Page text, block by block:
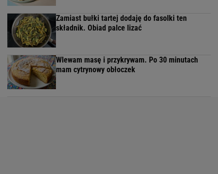
Zamiast bułki tartej dodaję do fasolki ten
składnik. Obiad palce lizać
Wlewam masę i przykrywam. Po 30 minutach
mam cytrynowy obłoczek